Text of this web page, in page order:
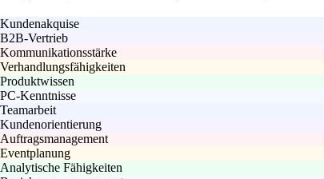
Kundenakquise
B2B-Vertrieb
Kommunikationsstärke
Verhandlungsfähigkeiten
Produktwissen
PC-Kenntnisse
Teamarbeit
Kundenorientierung
Auftragsmanagement
Eventplanung
Analytische Fähigkeiten